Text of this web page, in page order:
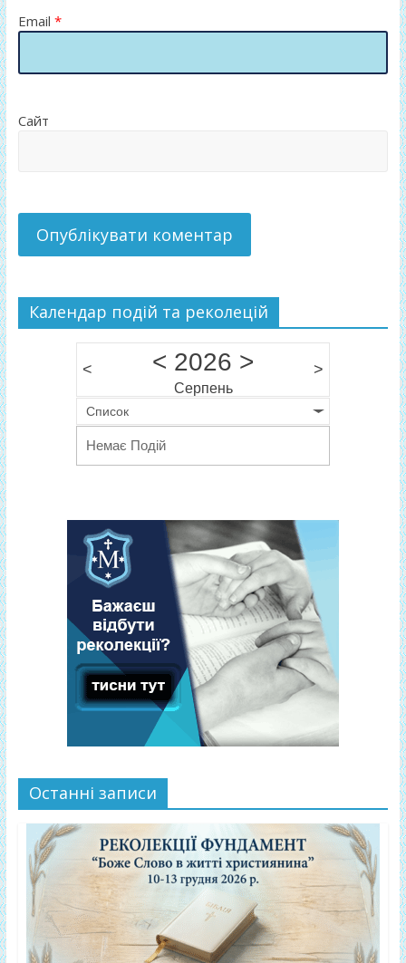
Email *
Сайт
Календар подій та реколецій
< < 2026 >
Серпень
>
Список
Немає Подій
Останні записи